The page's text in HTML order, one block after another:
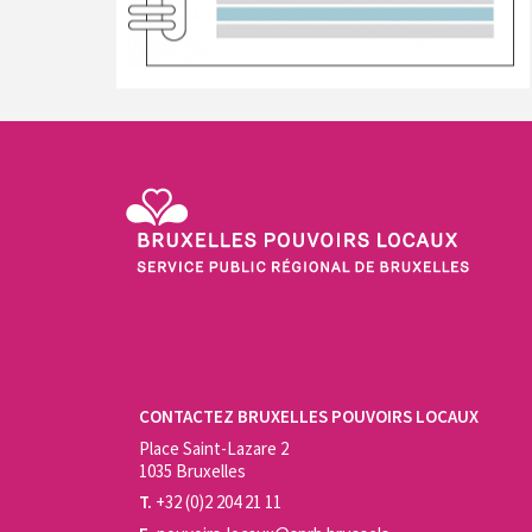
CONTACTEZ BRUXELLES POUVOIRS LOCAUX
Place Saint-Lazare 2
1035 Bruxelles
T. +32 (0)2 204 21 11